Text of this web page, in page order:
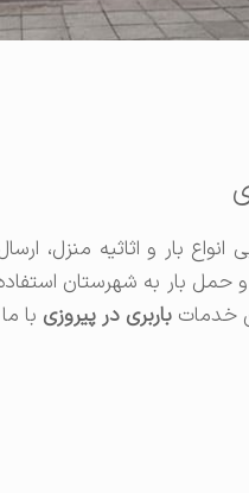
انواع بار و اثاثیه منزل،
حمل بار به شهرستان
خدمات باربری در پیروزی با